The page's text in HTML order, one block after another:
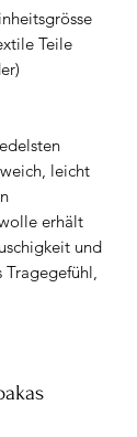
Teile
leicht
erhält
und